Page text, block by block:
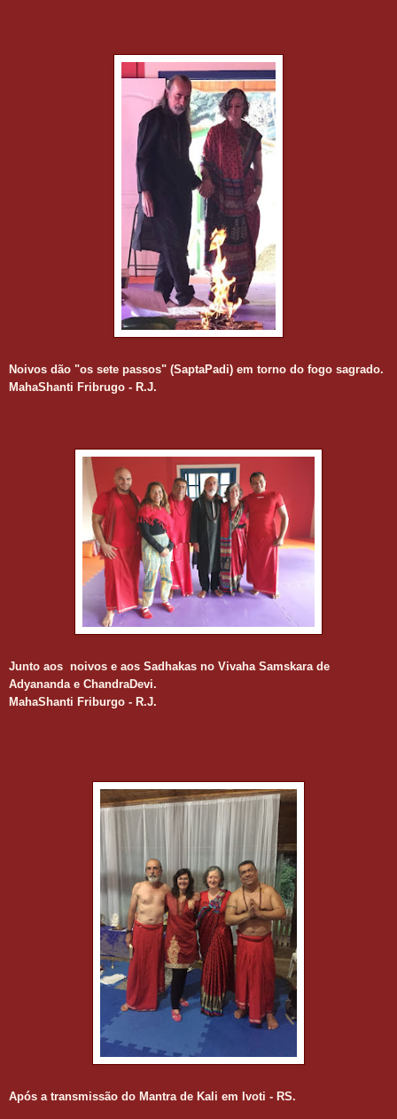
Noivos dão "os sete passos" (SaptaPadi) em torno do fogo sagrado.
MahaShanti Fribrugo - R.J.
Junto aos noivos e aos Sadhakas no Vivaha Samskara de
Adyananda e ChandraDevi.
MahaShanti Friburgo - R.J.
Após a transmissão do Mantra de Kali em Ivoti - RS.